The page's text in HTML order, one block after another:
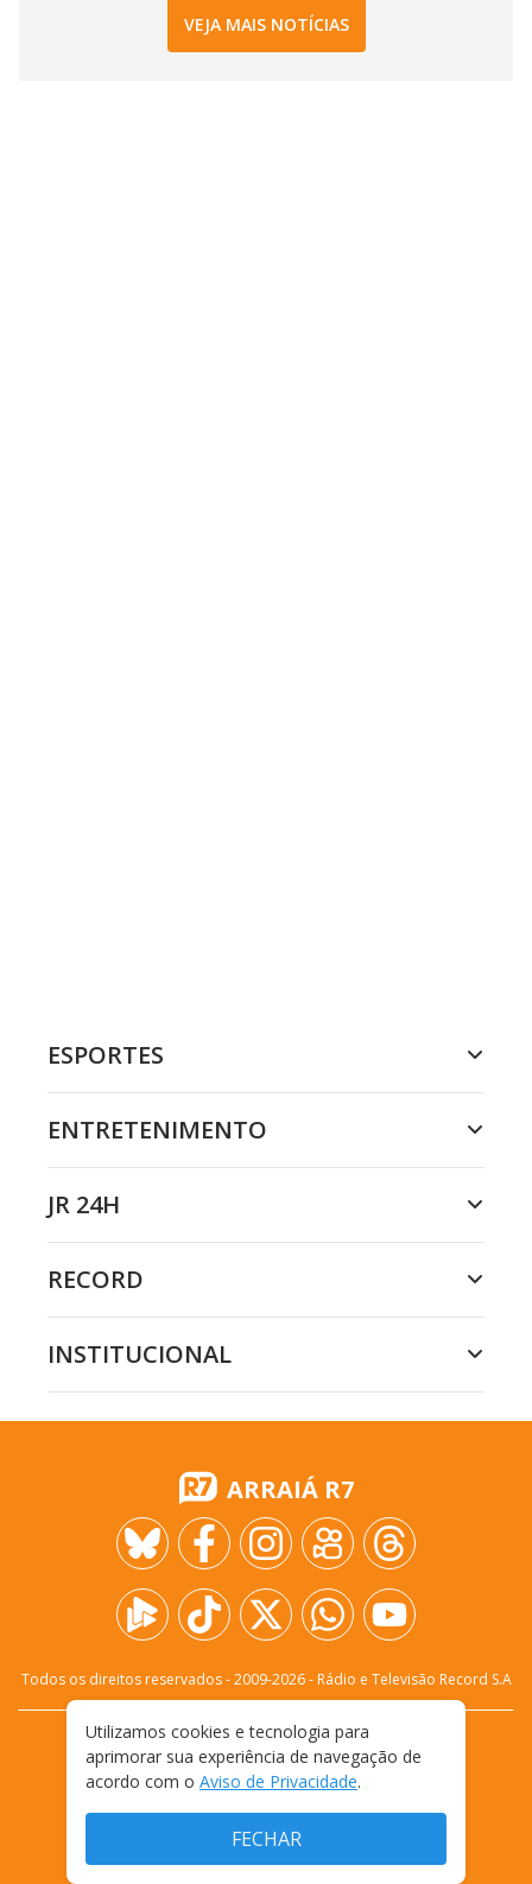
VEJA MAIS NOTÍCIAS
ESPORTES
ENTRETENIMENTO
JR 24H
RECORD
INSTITUCIONAL
ARRAIÁ R7
Todos os direitos reservados - 2009-2026- Rádio e Televisão Record S.A
FALE CONOSCO
PRIVACIDADE
TERMOS E CONDIÇÕES DE USO
Utilizamos cookies e tecnologia para
aprimorar sua experiência de navegação de
acordo com o Aviso de Privacidade.
FECHAR